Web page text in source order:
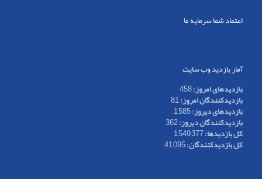
اعتماد شما سرمایه ما
آمار بازدید وب سایت
بازدیدهای امروز:458
بازدیدکنندگان امروز:81
بازدیدهای دیروز:1,585
بازدیدکنندگان دیروز:362
کل بازدیدها:1,549,377
کل بازدیدکنند‌گان:41,095